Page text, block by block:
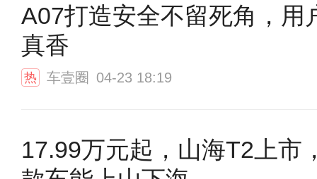
A07打造安全不留死角，用
真香
热 车壹圈 04-23 18:19
17.99万元起，山海T2上市